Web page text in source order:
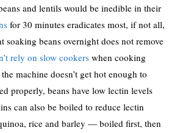
and lentils would be inedible in their
for 30 minutes eradicates most, if not all,
soaking beans overnight does not remove
rely on slow cookerswhen cooking
machine doesn’t get hot enough to
properly, beans have low lectin levels
can also be boiled to reduce lectin
rice and barley — boiled first, then